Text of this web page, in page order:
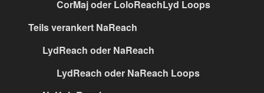
CorMaj oder LoloReachLyd Loops
Teils verankert NaReach
LydReach oder NaReach
LydReach oder NaReach Loops